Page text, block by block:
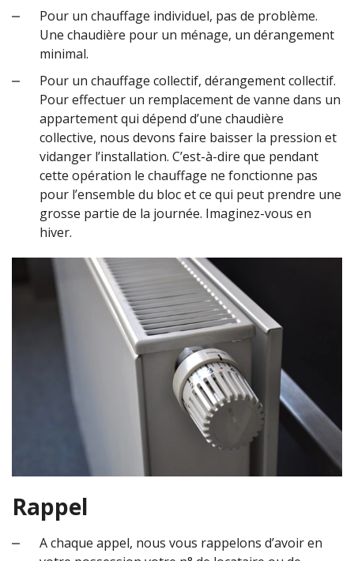
Pour un chauffage individuel, pas de problème.
Une chaudière pour un ménage, un dérangement
minimal.
Pour un chauffage collectif, dérangement collectif.
Pour effectuer un remplacement de vanne dans un
appartement qui dépend d’une chaudière
collective, nous devons faire baisser la pression et
vidanger l’installation. C’est-à-dire que pendant
cette opération le chauffage ne fonctionne pas
pour l’ensemble du bloc et ce qui peut prendre une
grosse partie de la journée. Imaginez-vous en
hiver.
Rappel
A chaque appel, nous vous rappelons d’avoir en